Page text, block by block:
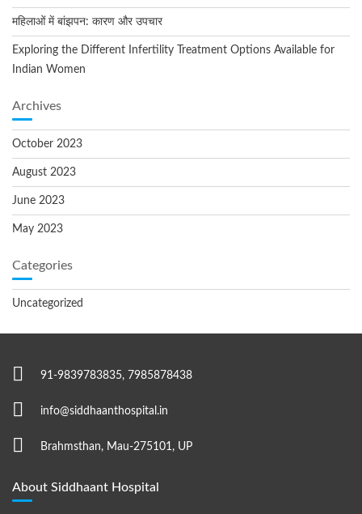
महिलाओं में बांझपन: कारण और उपचार
Exploring the Different Infertility Treatment Options Available for
Indian Women
Archives
October 2023
August 2023
June 2023
May 2023
Categories
Uncategorized
91-9839783835, 7985878438
info@siddhaanthospital.in
Brahmsthan, Mau-275101, UP
About Siddhaant Hospital